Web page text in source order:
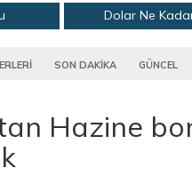
Dolar Ne
SON DAKİKA GÜNCEL
Hazine